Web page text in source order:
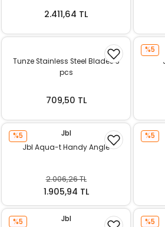
2.411,64 TL
Tunze Stainless Steel Blades 3
pcs
709,50 TL
%5
%5
Jbl
Jbl Aqua-t Handy Angle
2.006,26 TL
1.905,94 TL
%5
%5
Jbl
%5